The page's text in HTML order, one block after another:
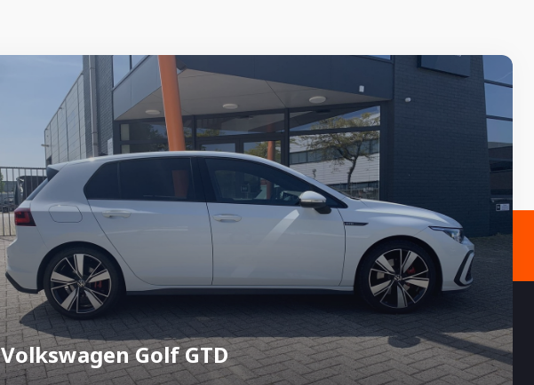
Volkswagen Golf GTD